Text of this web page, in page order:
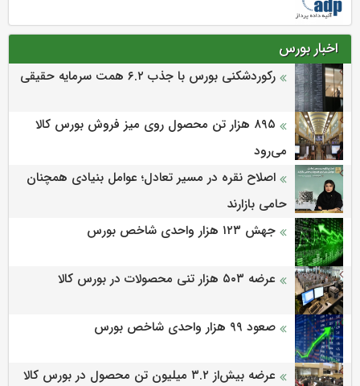
اخبار بورس
رکوردشکنی بورس با جذب ۶.۲ همت سرمایه حقیقی
۸۹۵ هزار تن محصول روی میز فروش بورس کالا
می‌‌رود
اصلاح نقره در مسیر تعادل؛ عوامل بنیادی همچنان
حامی بازارند
جهش ۱۲۳ هزار واحدی شاخص بورس
عرضه ۵۰۳ هزار تنی محصولات در بورس کالا
صعود ۹۹ هزار واحدی شاخص بورس
عرضه بیش‌از ۳.۲ میلیون تن محصول در بورس کالا